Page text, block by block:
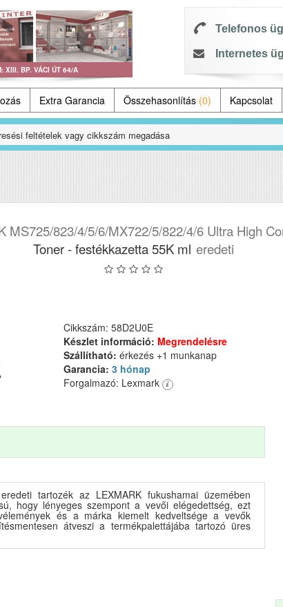
XIII. BP. VÁCI ÚT 64/A
Telefonos
Internetes
Extra Garancia Összehasonlítás (0) Kapcsolat
MS725/823/4/5/6/MX722/5/822/4/6 Ultra High
Toner - festékkazetta 55K ml eredeti
Cikkszám: 58D2U0E
Készlet információ: Megrendelésre
Szállítható: érkezés +1 munkanap
Garancia: 3 hónap
Forgalmazó: Lexmark
tartozék az LEXMARK fukushamai üzemében
hogy lényeges szempont a vevői elégedettség, ezt
és a márka kiemelt kedveltsége a vevők
átveszi a termékpalettájába tartozó üres